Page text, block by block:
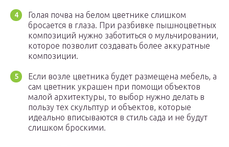
Голая почва на белом цветнике слишком
бросается в глаза. При разбивке пышноцветных
композиций нужно заботиться о мульчировании,
которое позволит создавать более аккуратные
композиции.
Если возле цветника будет размещена мебель, а
сам цветник украшен при помощи объектов
малой архитектуры, то выбор нужно делать в
пользу тех скульптур и объектов, которые
идеально вписываются в стиль сада и не будут
слишком броскими.